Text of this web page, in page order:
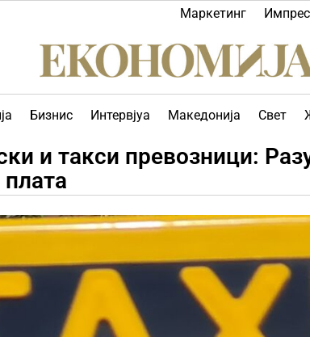
Маркетинг
Бизнис Интервјуа Македонија Свет
и такси превозници: